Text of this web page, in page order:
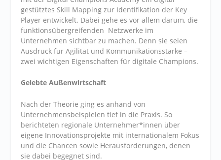
gestütztes Skill Mapping zur Identifikation der Key
Player entwickelt. Dabei gehe es vor allem darum, die
funktionsübergreifenden Netzwerke im
Unternehmen sichtbar zu machen. Denn sie seien
Ausdruck für Agilität und Kommunikationsstärke –
zwei wichtigen Eigenschaften für digitale Champions.
Gelebte Außenwirtschaft
Nach der Theorie ging es anhand von
Unternehmensbeispielen tief in die Praxis. So
berichteten regionale Unternehmer*innen über
eigene Innovationsprojekte mit internationalem Fokus
und die Chancen sowie Herausforderungen, denen
sie dabei begegnet sind.